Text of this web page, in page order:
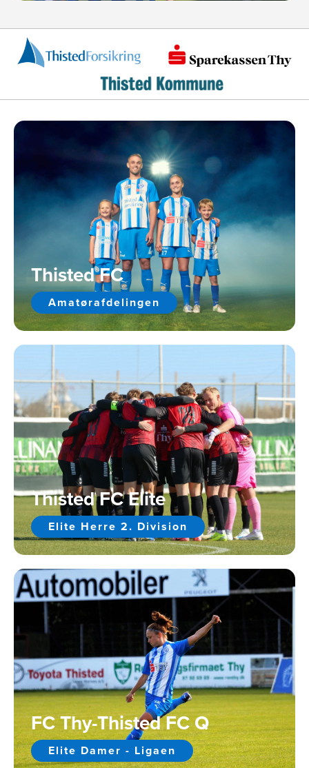
Thisted FC
Amatørafdelingen
Thisted FC Elite
Elite Herre 2. Division
FC Thy-Thisted FC Q
Elite Damer - Ligaen